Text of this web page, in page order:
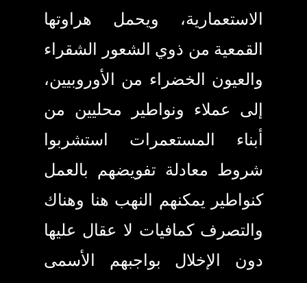
الاستعمارية، ويحمل هراوتها
القمعية من ذوي الشعور الشقراء
والعيون الخضراء من الأوروبيين،
إلى عملاء ونواطير محليين من
أبناء المستعمرات استشربوا
شروط معادلة تفويضهم بالعمل
كنواطير يمكنهم النهب هنا وهناك
والتصرف كمافيات لا عقال عليها
دون الإخلال بواجبهم الأسمى